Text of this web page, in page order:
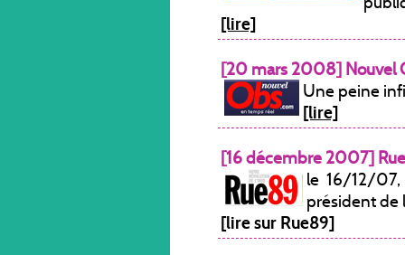
[lire]
[20 mars 2008] Nouvel
Une peine
[lire]
[16 décembre 2007]
le 16/12/07,
président de
[lire sur Rue89]